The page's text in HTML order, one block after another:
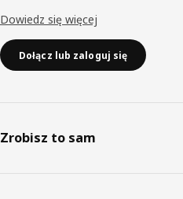
Dowiedz się więcej
Dołącz lub zaloguj się
Zrobisz to sam